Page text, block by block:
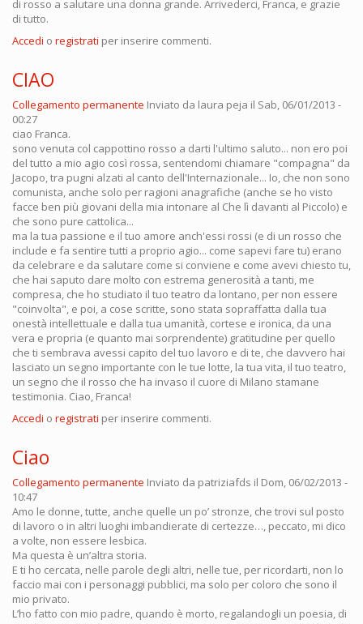
di rosso a salutare una donna grande. Arrivederci, Franca, e grazie
di tutto.
Accedi o registrati per inserire commenti.
CIAO
Collegamento permanente Inviato da laura peja il Sab, 06/01/2013 -
00:27
ciao Franca.
sono venuta col cappottino rosso a darti l'ultimo saluto... non ero poi
del tutto a mio agio così rossa, sentendomi chiamare "compagna" da
Jacopo, tra pugni alzati al canto dell'Internazionale... Io, che non sono
comunista, anche solo per ragioni anagrafiche (anche se ho visto
facce ben più giovani della mia intonare al Che lì davanti al Piccolo) e
che sono pure cattolica...
ma la tua passione e il tuo amore anch'essi rossi (e di un rosso che
include e fa sentire tutti a proprio agio... come sapevi fare tu) erano
da celebrare e da salutare come si conviene e come avevi chiesto tu,
che hai saputo dare molto con estrema generosità a tanti, me
compresa, che ho studiato il tuo teatro da lontano, per non essere
"coinvolta", e poi, a cose scritte, sono stata sopraffatta dalla tua
onestà intellettuale e dalla tua umanità, cortese e ironica, da una
vera e propria (e quanto mai sorprendente) gratitudine per quello
che ti sembrava avessi capito del tuo lavoro e di te, che davvero hai
lasciato un segno importante con le tue lotte, la tua vita, il tuo teatro,
un segno che il rosso che ha invaso il cuore di Milano stamane
testimonia. Ciao, Franca!
Accedi o registrati per inserire commenti.
Ciao
Collegamento permanente Inviato da patriziafds il Dom, 06/02/2013 -
10:47
Amo le donne, tutte, anche quelle un po’ stronze, che trovi sul posto
di lavoro o in altri luoghi imbandierate di certezze…, peccato, mi dico
a volte, non essere lesbica.
Ma questa è un’altra storia.
E ti ho cercata, nelle parole degli altri, nelle tue, per ricordarti, non lo
faccio mai con i personaggi pubblici, ma solo per coloro che sono il
mio privato.
L’ho fatto con mio padre, quando è morto, regalandogli un poesia, di